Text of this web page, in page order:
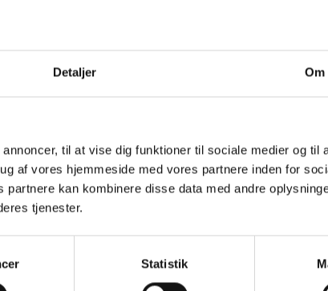
Detaljer Om
til at vise dig funktioner til sociale medier og til
af vores hjemmeside med vores partnere inden for
kan kombinere disse data med andre
tjenester.
Statistik
i ca. 2-3 minutter, indtil de er gyldne og sprøde
papir, drys med salt og servér med rodfrugter
Samtykke (GDPR) ?